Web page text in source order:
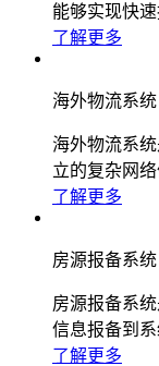
能够实现快速
了解更多
海外物流系统
海外物流系
立的复杂网络
了解更多
房源报备系统
房源报备系
信息报备到系
了解更多